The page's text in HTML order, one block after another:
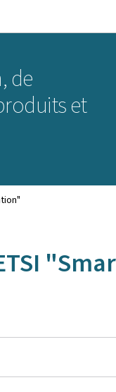
de
et